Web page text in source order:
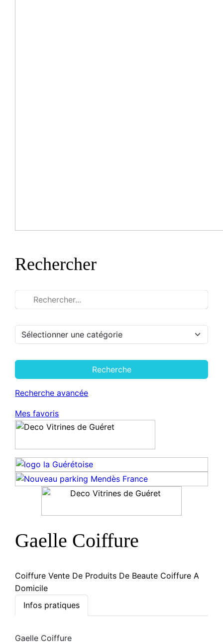
Rechercher
Recherche
Recherche avancée
Mes favoris
Gaelle Coiffure
Coiffure Vente De Produits De Beaute Coiffure A
Domicile
Infos pratiques
Gaelle Coiffure